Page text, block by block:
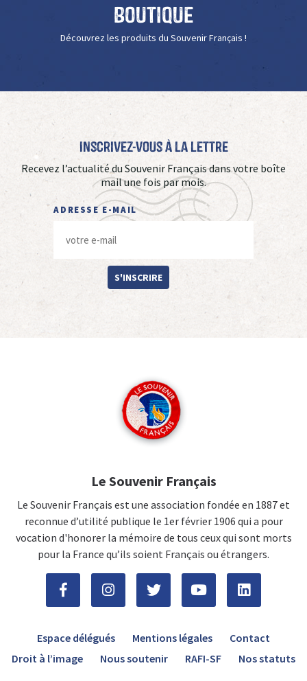
Boutique
Découvrez les produits du Souvenir Français !
Inscrivez-vous à La Lettre
Recevez l’actualité du Souvenir Français dans votre boîte
mail une fois par mois.
ADRESSE E-MAIL
S'INSCRIRE
Le Souvenir Français
Le Souvenir Français est une association fondée en 1887 et
reconnue d’utilité publique le 1er février 1906 qui a pour
vocation d'honorer la mémoire de tous ceux qui sont morts
pour la France qu’ils soient Français ou étrangers.
Espace délégués Mentions légales
Contact
Droit à l’image
Nous soutenir RAFI-SF Nos statuts